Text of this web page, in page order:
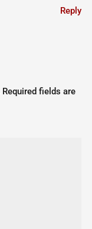
Reply
Required fields are